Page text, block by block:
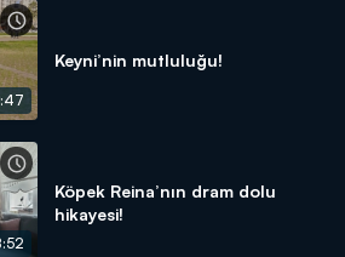
Keyni’nin mutluluğu!
Köpek Reina’nın dram dolu
hikayesi!